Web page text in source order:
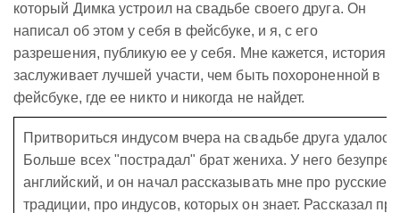
который Димка устроил на свадьбе своего друга. Он
написал об этом у себя в фейсбуке, и я, с его
разрешения, публикую ее у себя. Мне кажется, история
заслуживает лучшей участи, чем быть похороненной в
фейсбуке, где ее никто и никогда не найдет.
Притвориться индусом вчера на свадьбе друга удалось
Больше всех "пострадал" брат жениха. У него
английский, и он начал рассказывать мне про русские
традиции, про индусов, которых он знает. Рассказал